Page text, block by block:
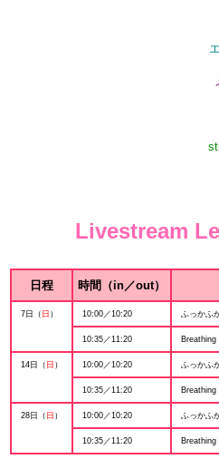
Livestream
日程 時間（in／out）
7日（ 日 ） 10:00／10:20 ふっかふ
10:35／11:20 Breathing
14日（ 日 ） 10:00／10:20 ふっかふ
10:35／11:20 Breathing
28日（ 日 ） 10:00／10:20 ふっかふ
10:35／11:20 Breathing